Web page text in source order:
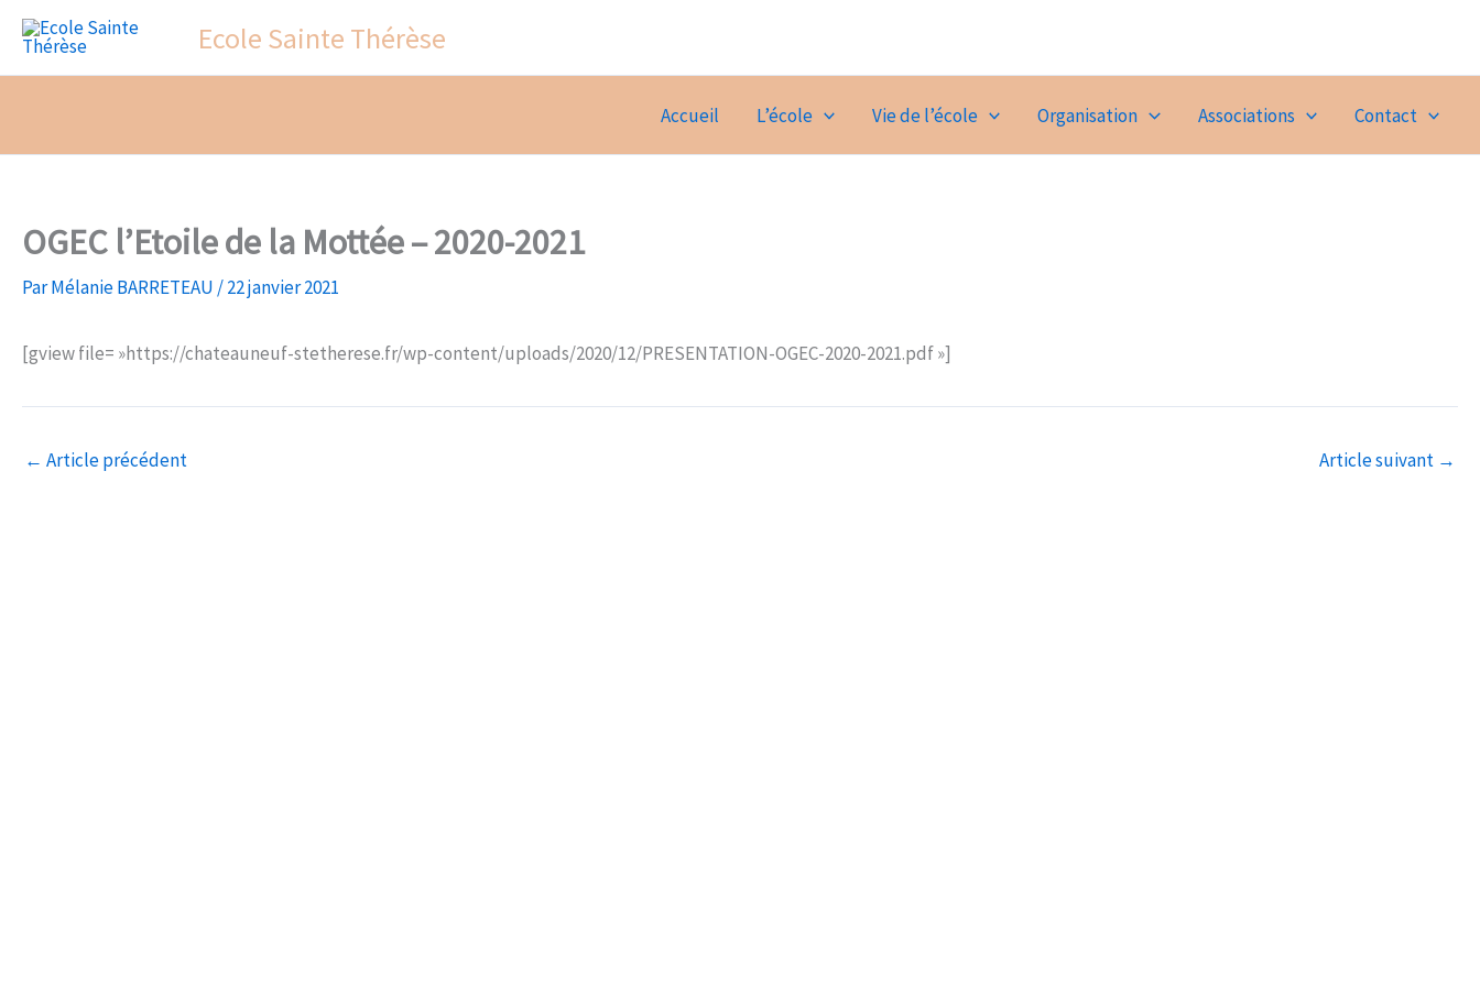
Aller
contenu
Ecole Sainte Thérèse
Accueil L’école Vie de l’école Organisation Associations Contact
OGEC l’Etoile de la Mottée – 2020-2021
ParMélanie BARRETEAU /22 janvier 2021
[gview file= »https://chateauneuf-stetherese.fr/wp-content/uploads/2020/12/PRESENTATION-OGEC-2020-2021.pdf »]
← Article précédent Article suivant →